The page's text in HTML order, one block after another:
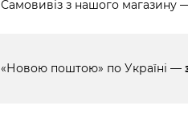
Самовивіз з нашого магазину
«Новою поштою» по Україні —